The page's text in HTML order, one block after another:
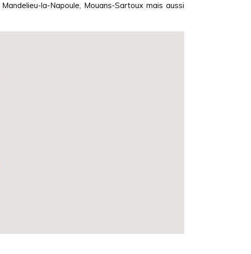
la-Napoule, Mouans-Sartoux mais aussi